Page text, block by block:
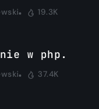
19.3K
w php.
37.4K